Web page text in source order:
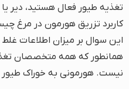
تغذیه طیور فعال هستید، دیر
کاربرد تزریق هورمون در مرغ
این سوال بر میزان اطلاعات
همانطور که همه متخصصان
نیست. هورمونی به خوراک